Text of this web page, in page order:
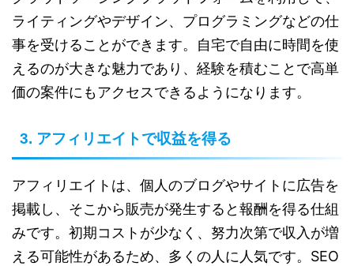
ライティングやデザイン、プログラミングなどの仕
事を受けることができます。自宅で自由に時間を使
えるのが大きな魅力であり、経験を積むことで高単
価の案件にもアクセスできるようになります。
3. アフィリエイトで収益を得る
アフィリエイトは、個人のブログやサイトに広告を
掲載し、そこから販売が発生すると報酬を得る仕組
みです。初期コストが少なく、努力次第で収入が増
える可能性があるため、多くの人に人気です。SEO